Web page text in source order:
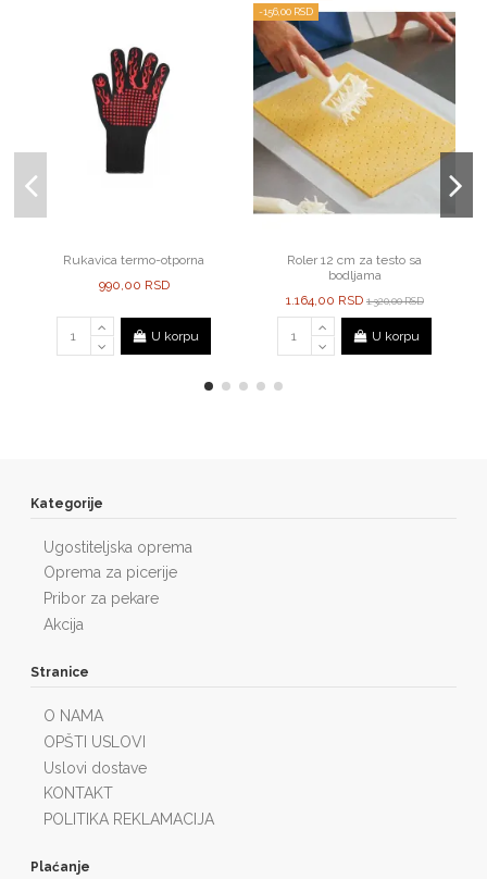
Rukavica termo-otporna
990,00 RSD
U korpu
-156,00 RSD
Roler 12 cm za testo sa
bodljama
1.164,00 RSD 1.320,00 RSD
U korpu
Kategorije
Ugostiteljska oprema
Oprema za picerije
Pribor za pekare
Akcija
Stranice
O NAMA
OPŠTI USLOVI
Uslovi dostave
KONTAKT
POLITIKA REKLAMACIJA
Plaćanje